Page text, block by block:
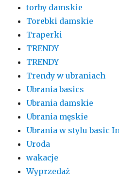
torby damskie
Torebki damskie
Traperki
TRENDY
TRENDY
Trendy w ubraniach
Ubrania basics
Ubrania damskie
Ubrania męskie
Ubrania w stylu basic
Uroda
wakacje
Wyprzedaż